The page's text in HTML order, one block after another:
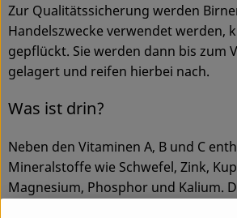
Zur Qualitätssicherung werden
Handelszwecke verwendet werden,
gepflückt. Sie werden dann bis zum
gelagert und reifen hierbei nach.
Was ist drin?
Neben den Vitaminen A, B und C
Mineralstoffe wie Schwefel, Zink,
Magnesium, Phosphor und Kalium.